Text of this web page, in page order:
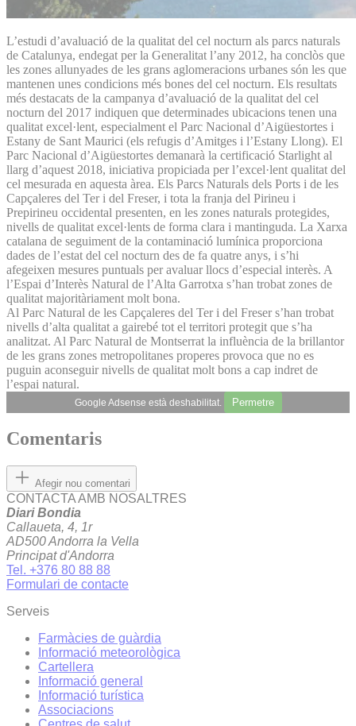
L’estudi d’avaluació de la qualitat del cel nocturn als parcs naturals
de Catalunya, endegat per la Generalitat l’any 2012, ha conclòs que
les zones allunyades de les grans aglomeracions urbanes són les que
mantenen unes condicions més bones del cel nocturn. Els resultats
més destacats de la campanya d’avaluació de la qualitat del cel
nocturn del 2017 indiquen que determinades ubicacions tenen una
qualitat excel·lent, especialment el Parc Nacional d’Aigüestortes i
Estany de Sant Maurici (els refugis d’Amitges i l’Estany Llong). El
Parc Nacional d’Aigüestortes demanarà la certificació Starlight al
llarg d’aquest 2018, iniciativa propiciada per l’excel·lent qualitat del
cel mesurada en aquesta àrea. Els Parcs Naturals dels Ports i de les
Capçaleres del Ter i del Freser, i tota la franja del Pirineu i
Prepirineu occidental presenten, en les zones naturals protegides,
nivells de qualitat excel·lents de forma clara i mantinguda. La Xarxa
catalana de seguiment de la contaminació lumínica proporciona
dades de l’estat del cel nocturn des de fa quatre anys, i s’hi
afegeixen mesures puntuals per avaluar llocs d’especial interès. A
l’Espai d’Interès Natural de l’Alta Garrotxa s’han trobat zones de
qualitat majoritàriament molt bona.
Al Parc Natural de les Capçaleres del Ter i del Freser s’han trobat
nivells d’alta qualitat a gairebé tot el territori protegit que s’ha
analitzat. Al Parc Natural de Montserrat la influència de la brillantor
de les grans zones metropolitanes properes provoca que no es
puguin aconseguir nivells de qualitat molt bons a cap indret de
l’espai natural.
Google Adsense està deshabilitat. Permetre
Comentaris
Afegir nou comentari
CONTACTA AMB NOSALTRES
Diari Bondia
Callaueta, 4, 1r
AD500 Andorra la Vella
Principat d'Andorra
Tel. +376 80 88 88
Formulari de contacte
Serveis
Farmàcies de guàrdia
Informació meteorològica
Cartellera
Informació general
Informació turística
Associacions